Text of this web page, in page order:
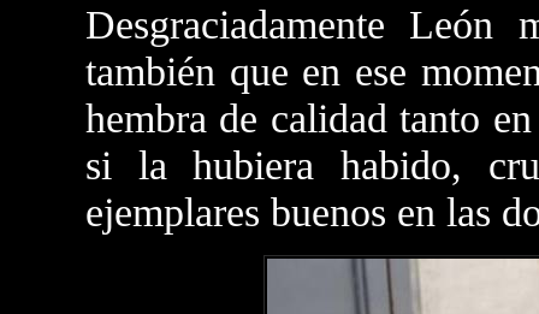
Desgraciadamente
también que en ese
hembra de calidad tanto
si la hubiera habido,
ejemplares buenos en las